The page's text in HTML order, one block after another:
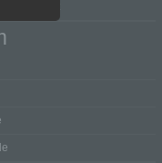
und
die